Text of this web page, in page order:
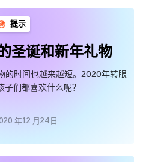
提示
圣诞和新年礼物
的时间也越来越短。2020年转眼
们都喜欢什么呢？
年12 月24日